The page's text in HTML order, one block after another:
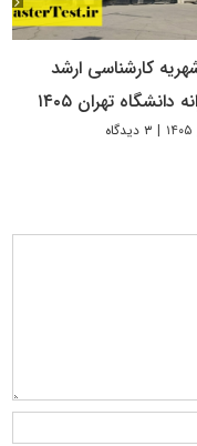
کارشناسی ارشد
دانشگاه تهران ۱۴۰۵
| ۳ دیدگاه